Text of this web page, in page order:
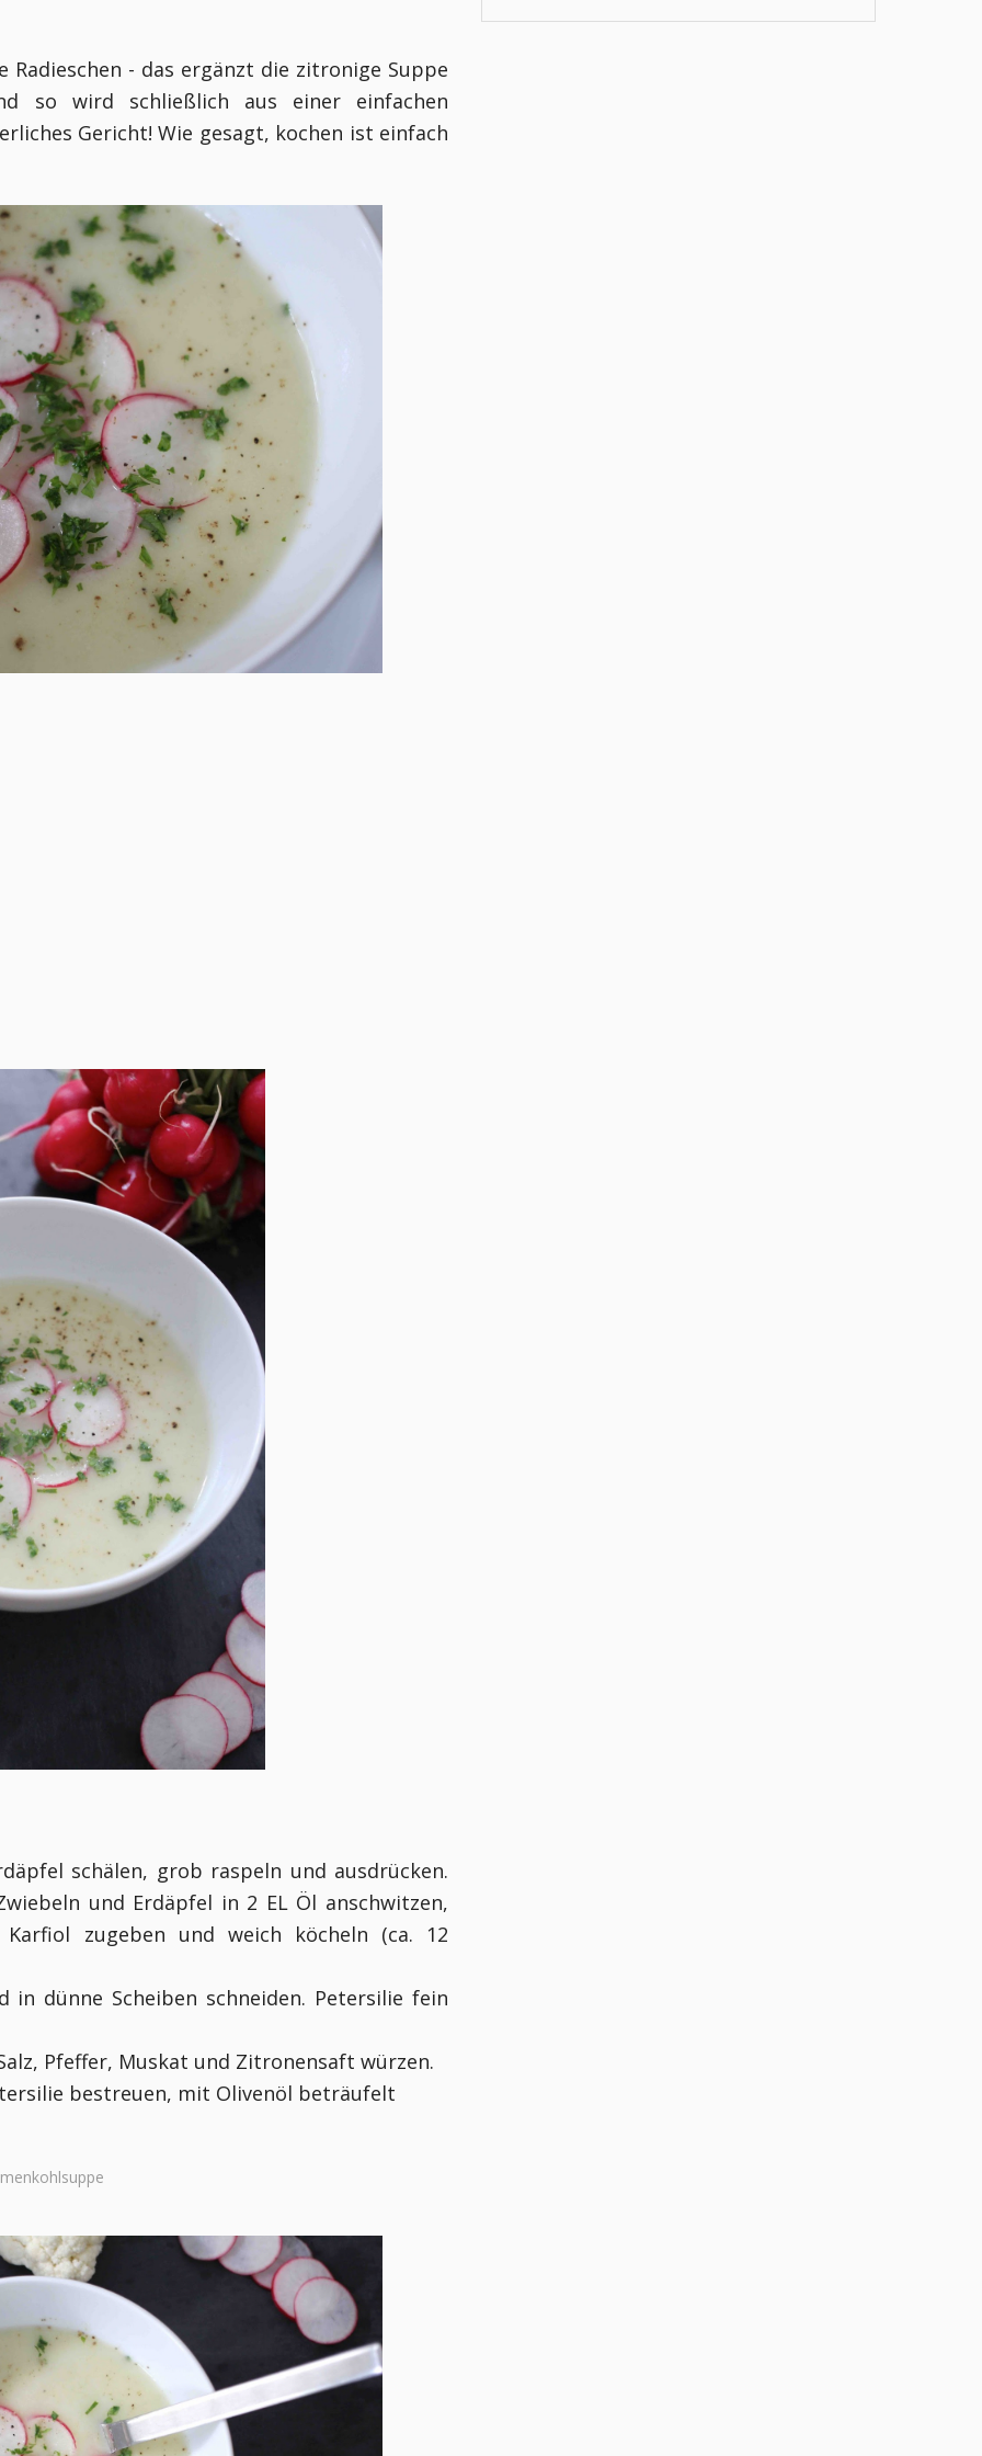
Radieschen - das ergänzt die zitronige Suppe
so wird schließlich aus einer einfachen
Gericht! Wie gesagt, kochen ist einfach
schälen, grob raspeln und ausdrücken.
und Erdäpfel in 2 EL Öl anschwitzen,
zugeben und weich köcheln (ca. 12
dünne Scheiben schneiden. Petersilie fein
Pfeffer, Muskat und Zitronensaft würzen.
bestreuen, mit Olivenöl beträufelt